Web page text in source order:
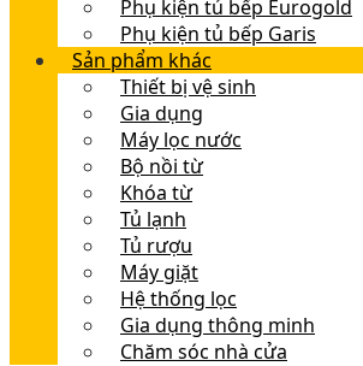
Phụ kiện tủ bếp Eurogold
Phụ kiện tủ bếp Garis
Sản phẩm khác
Thiết bị vệ sinh
Gia dụng
Máy lọc nước
Bộ nồi từ
Khóa từ
Tủ lạnh
Tủ rượu
Máy giặt
Hệ thống lọc
Gia dụng thông minh
Chăm sóc nhà cửa